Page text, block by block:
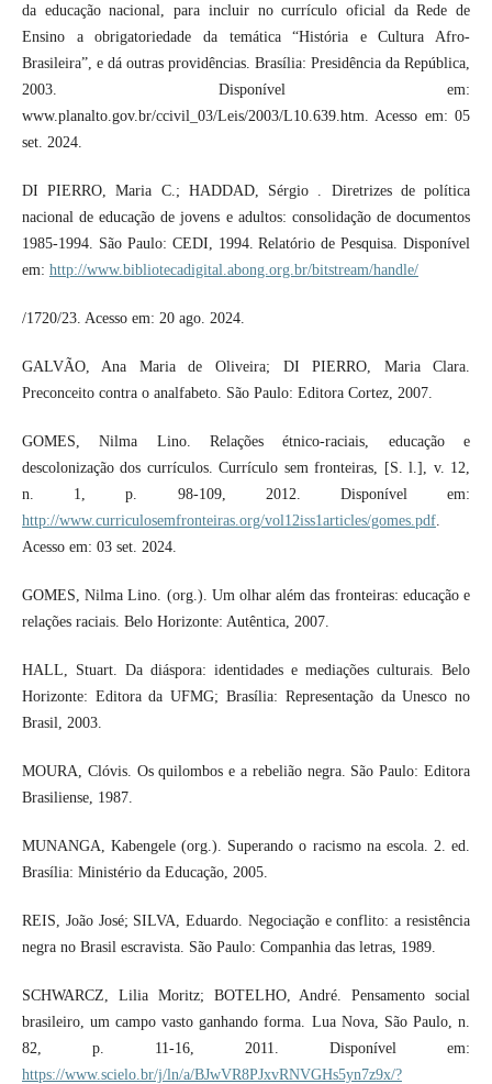
da educação nacional, para incluir no currículo oficial da Rede de
Ensino a obrigatoriedade da temática “História e Cultura Afro-
Brasileira”, e dá outras providências. Brasília: Presidência da República,
2003. Disponível em:
www.planalto.gov.br/ccivil_03/Leis/2003/L10.639.htm. Acesso em: 05
set. 2024.
DI PIERRO, Maria C.; HADDAD, Sérgio . Diretrizes de política
nacional de educação de jovens e adultos: consolidação de documentos
1985-1994. São Paulo: CEDI, 1994. Relatório de Pesquisa. Disponível
em: http://www.bibliotecadigital.abong.org.br/bitstream/handle/
/1720/23. Acesso em: 20 ago. 2024.
GALVÃO, Ana Maria de Oliveira; DI PIERRO, Maria Clara.
Preconceito contra o analfabeto. São Paulo: Editora Cortez, 2007.
GOMES, Nilma Lino. Relações étnico-raciais, educação e
descolonização dos currículos. Currículo sem fronteiras, [S. l.], v. 12,
n. 1, p. 98-109, 2012. Disponível em:
http://www.curriculosemfronteiras.org/vol12iss1articles/gomes.pdf.
Acesso em: 03 set. 2024.
GOMES, Nilma Lino. (org.). Um olhar além das fronteiras: educação e
relações raciais. Belo Horizonte: Autêntica, 2007.
HALL, Stuart. Da diáspora: identidades e mediações culturais. Belo
Horizonte: Editora da UFMG; Brasília: Representação da Unesco no
Brasil, 2003.
MOURA, Clóvis. Os quilombos e a rebelião negra. São Paulo: Editora
Brasiliense, 1987.
MUNANGA, Kabengele (org.). Superando o racismo na escola. 2. ed.
Brasília: Ministério da Educação, 2005.
REIS, João José; SILVA, Eduardo. Negociação e conflito: a resistência
negra no Brasil escravista. São Paulo: Companhia das letras, 1989.
SCHWARCZ, Lilia Moritz; BOTELHO, André. Pensamento social
brasileiro, um campo vasto ganhando forma. Lua Nova, São Paulo, n.
82, p. 11-16, 2011. Disponível em:
https://www.scielo.br/j/ln/a/BJwVR8PJxvRNVGHs5yn7z9x/?